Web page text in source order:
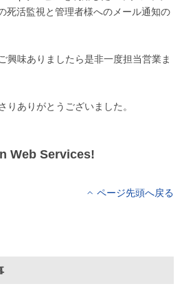
死活監視と管理者様へのメール通知の
興味ありましたら是非一度担当営業ま
りありがとうございました。
Web Services!
ページ先頭へ戻る